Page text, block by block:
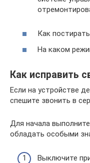
Как
На каком
Как исправить
Если на устройстве
спешите звонить в
Для начала
обладать особыми
Выключите